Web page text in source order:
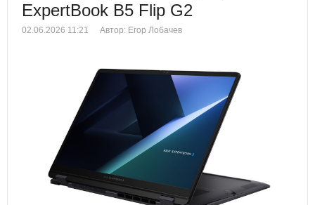
ExpertBook B5 Flip G2
02.06.2026 11:21 Автор: Егор Лобачев